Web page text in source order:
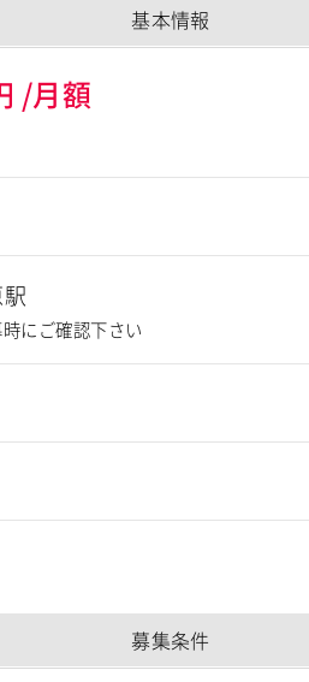
基本情報
/月額
にご確認下さい
募集条件